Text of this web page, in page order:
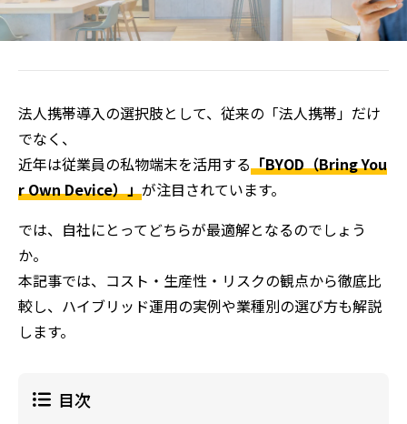
法人携帯導入の選択肢として、従来の「法人携帯」だけ
でなく、
近年は従業員の私物端末を活用する「BYOD（Bring You
r Own Device）」が注目されています。
では、自社にとってどちらが最適解となるのでしょう
か。
本記事では、コスト・生産性・リスクの観点から徹底比
較し、ハイブリッド運用の実例や業種別の選び方も解説
します。
目次